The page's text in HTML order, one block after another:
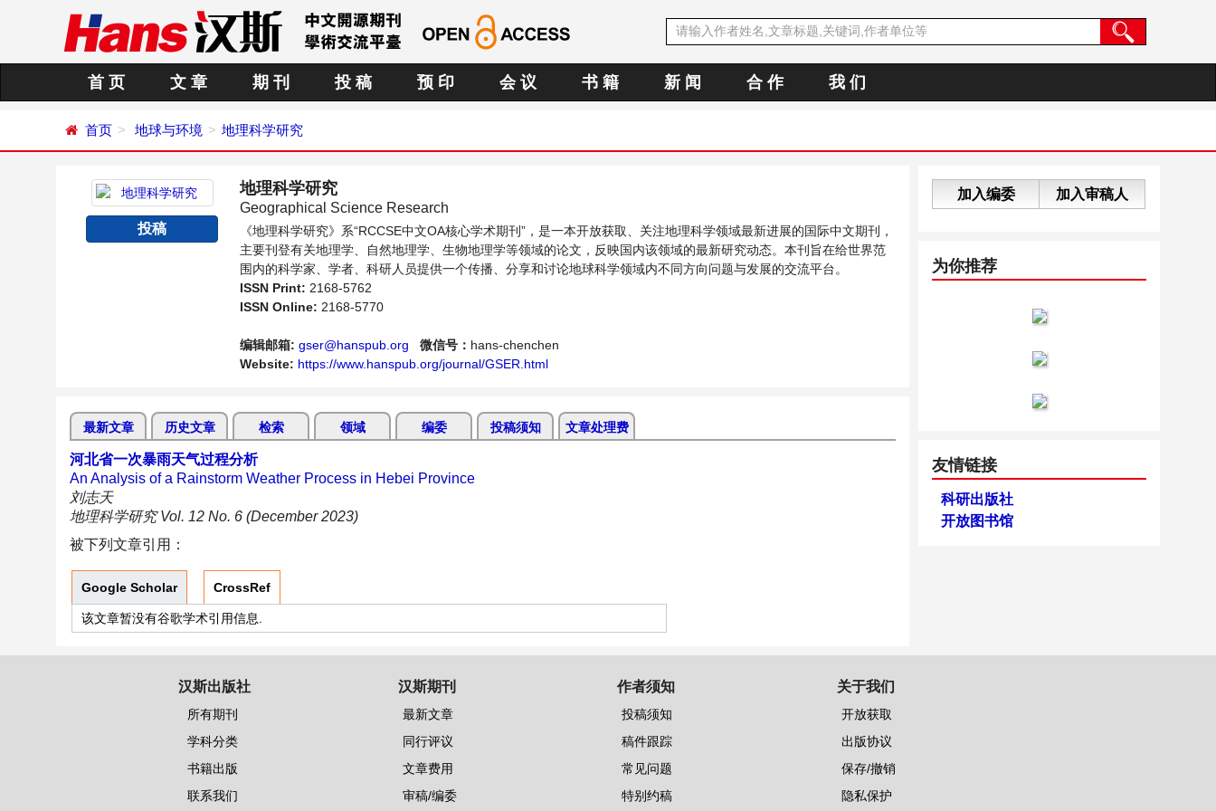
首 页 文 章 期 刊 投 稿 预 印 会 议 书 籍 新 闻 合 作 我 们
首页 地球与环境 地理科学研究
投稿
地理科学研究
Geographical Science Research
《地理科学研究》系“RCCSE中文OA核心学术期刊”，是一本开放获取、关注地理科学领域最新进展的国际中文期刊，
主要刊登有关地理学、自然地理学、生物地理学等领域的论文，反映国内该领域的最新研究动态。本刊旨在给世界范
围内的科学家、学者、科研人员提供一个传播、分享和讨论地球科学领域内不同方向问题与发展的交流平台。
ISSN Print: 2168-5762
ISSN Online: 2168-5770
编辑邮箱: gser@hanspub.org 微信号： hans-chenchen
Website: https://www.hanspub.org/journal/GSER.html
最新文章 历史文章 检索 领域 编委 投稿须知 文章处理费
河北省一次暴雨天气过程分析
An Analysis of a Rainstorm Weather Process in Hebei Province
刘志天
地理科学研究 Vol. 12 No. 6 (December 2023)
被下列文章引用：
Google Scholar CrossRef
该文章暂没有谷歌学术引用信息.
加入编委 加入审稿人
为你推荐
友情链接
科研出版社
开放图书馆
汉斯出版社
所有期刊
学科分类
书籍出版
联系我们
汉斯期刊
最新文章
同行评议
文章费用
审稿/编委
作者须知
投稿须知
稿件跟踪
常见问题
特别约稿
关于我们
开放获取
出版协议
保存/撤销
隐私保护